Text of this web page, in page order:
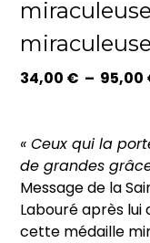
miraculeuse
34,00 € – 95,00
« Ceux qui la
de grandes
Message de la
Labouré après
cette médaille